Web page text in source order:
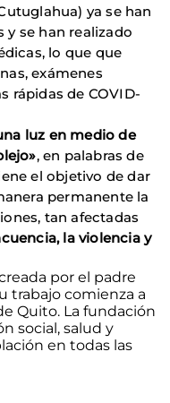
ya se han
se han realizado
lo que que
exámenes
rápidas de COVID-
luz en medio de
, en palabras de
el objetivo de dar
permanente la
tan afectadas
la violencia y
por el padre
trabajo comienza a
Quito. La fundación
social, salud y
en todas las